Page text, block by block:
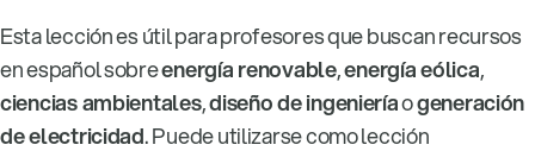
Esta lección es útil para profesores que buscan recursos
en español sobreenergía renovable,energía eólica,
ciencias ambientales,diseño de ingenieríaogeneración
de electricidad. Puede utilizarse como lección